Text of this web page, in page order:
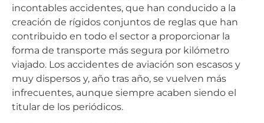
incontables accidentes, que han conducido a la
creación de rígidos conjuntos de reglas que han
contribuido en todo el sector a proporcionar la
forma de transporte más segura por kilómetro
viajado. Los accidentes de aviación son escasos y
muy dispersos y, año tras año, se vuelven más
infrecuentes, aunque siempre acaben siendo el
titular de los periódicos.